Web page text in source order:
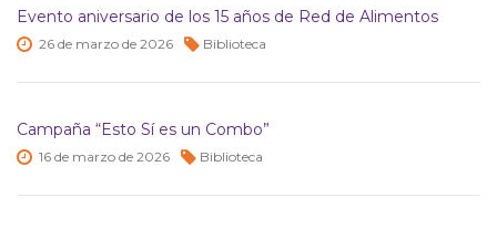
Evento aniversario de los 15 años de Red de Alimentos
26 de marzo de 2026 Biblioteca
Campaña “Esto Sí es un Combo”
16 de marzo de 2026 Biblioteca